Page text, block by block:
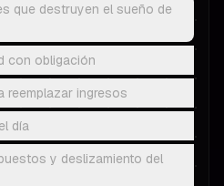
que destruyen el sueño de
con obligación
reemplazar ingresos
día
y deslizamiento del